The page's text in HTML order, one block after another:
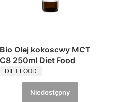
Bio Olej kokosowy MCT
C8 250ml Diet Food
PRODUCENT
DIET FOOD
Niedostępny